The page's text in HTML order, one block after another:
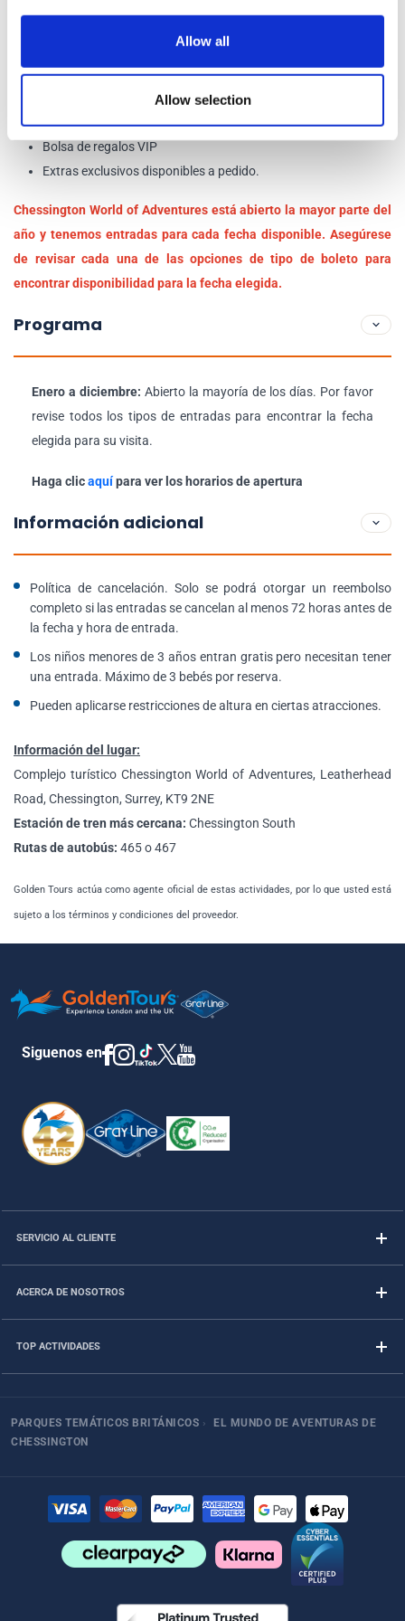
Allow all
Allow selection
Asientos reservados en los espectáculos del resort.
Almacenamiento gratuito para sus pertenencias.
Insignia pop VIP EXCLUSIVA
Bolsa de regalos VIP
Extras exclusivos disponibles a pedido.
Chessington World of Adventures está abierto la mayor parte del
año y tenemos entradas para cada fecha disponible. Asegúrese
de revisar cada una de las opciones de tipo de boleto para
encontrar disponibilidad para la fecha elegida.
Programa
Enero a diciembre: Abierto la mayoría de los días. Por favor
revise todos los tipos de entradas para encontrar la fecha
elegida para su visita.
Haga clicaquípara ver los horarios de apertura
Información adicional
Política de cancelación. Solo se podrá otorgar un reembolso
completo si las entradas se cancelan al menos 72 horas antes de
la fecha y hora de entrada.
Los niños menores de 3 años entran gratis pero necesitan tener
una entrada. Máximo de 3 bebés por reserva.
Pueden aplicarse restricciones de altura en ciertas atracciones.
Información del lugar:
Complejo turístico Chessington World of Adventures, Leatherhead
Road, Chessington, Surrey, KT9 2NE
Estación de tren más cercana: Chessington South
Rutas de autobús: 465 o 467
Golden Tours actúa como agente oficial de estas actividades, por lo que usted está
sujeto a los términos y condiciones del proveedor.
Siguenos en
SERVICIO AL CLIENTE
ACERCA DE NOSOTROS
TOP ACTIVIDADES
PARQUES TEMÁTICOS BRITÁNICOS ›
EL MUNDO DE AVENTURAS DE
CHESSINGTON